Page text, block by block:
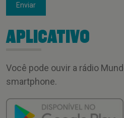
Enviar
APLICATIVO
Você pode ouvir a rádio
smartphone.